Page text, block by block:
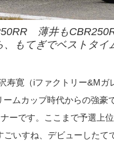
薄井も
、もてぎでベストタイ
寿寛（iファクトリー&Mガ
ームカップ時代からの強豪
ーです。ここまで予選上
ごいすね、デビューしたて